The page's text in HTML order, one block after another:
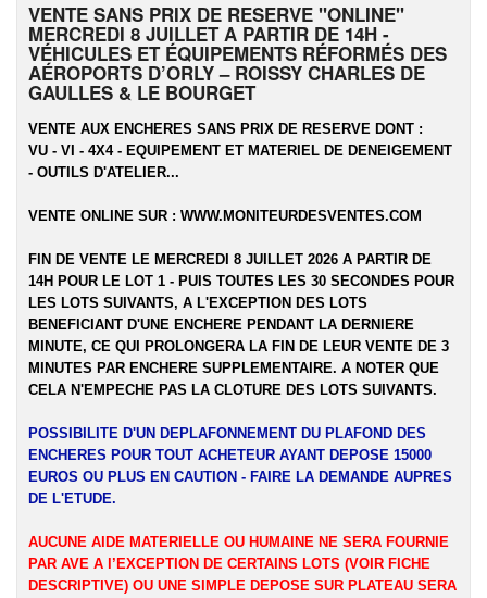
VENTE SANS PRIX DE RESERVE "ONLINE"
MERCREDI 8 JUILLET A PARTIR DE 14H -
VÉHICULES ET ÉQUIPEMENTS RÉFORMÉS DES
AÉROPORTS D’ORLY – ROISSY CHARLES DE
GAULLES & LE BOURGET
VENTE AUX ENCHERES SANS PRIX DE RESERVE DONT :
VU - VI - 4X4 - EQUIPEMENT ET MATERIEL DE DENEIGEMENT
- OUTILS D'ATELIER...
VENTE ONLINE SUR : WWW.MONITEURDESVENTES.COM
FIN DE VENTE LE MERCREDI 8 JUILLET 2026 A PARTIR DE
14H POUR LE LOT 1 - PUIS TOUTES LES 30 SECONDES POUR
LES LOTS SUIVANTS, A L'EXCEPTION DES LOTS
BENEFICIANT D'UNE ENCHERE PENDANT LA DERNIERE
MINUTE, CE QUI PROLONGERA LA FIN DE LEUR VENTE DE 3
MINUTES PAR ENCHERE SUPPLEMENTAIRE. A NOTER QUE
CELA N'EMPECHE PAS LA CLOTURE DES LOTS SUIVANTS.
POSSIBILITE D'UN DEPLAFONNEMENT DU PLAFOND DES
ENCHERES POUR TOUT ACHETEUR AYANT DEPOSE 15000
EUROS OU PLUS EN CAUTION - FAIRE LA DEMANDE AUPRES
DE L'ETUDE.
AUCUNE AIDE MATERIELLE OU HUMAINE NE SERA FOURNIE
PAR AVE A l’EXCEPTION DE CERTAINS LOTS (VOIR FICHE
DESCRIPTIVE) OU UNE SIMPLE DEPOSE SUR PLATEAU SERA